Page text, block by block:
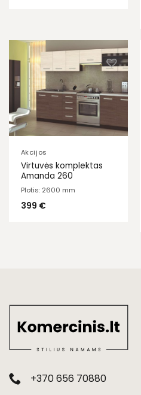
Akcijos
Virtuvės komplektas
Amanda 260
Plotis: 2600 mm
399 €
+370 656 70880